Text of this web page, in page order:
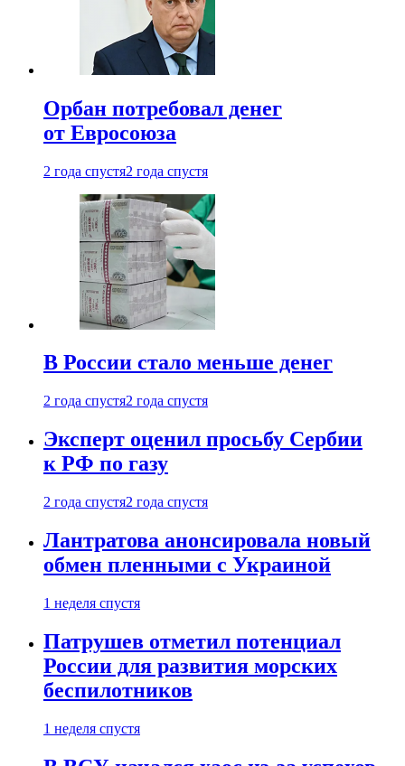
Орбан потребовал денег
от Евросоюза
2 года спустя2 года спустя
В России стало меньше денег
2 года спустя2 года спустя
Эксперт оценил просьбу Сербии
к РФ по газу
2 года спустя2 года спустя
Лантратова анонсировала новый
обмен пленными с Украиной
1 неделя спустя
Патрушев отметил потенциал
России для развития морских
беспилотников
1 неделя спустя